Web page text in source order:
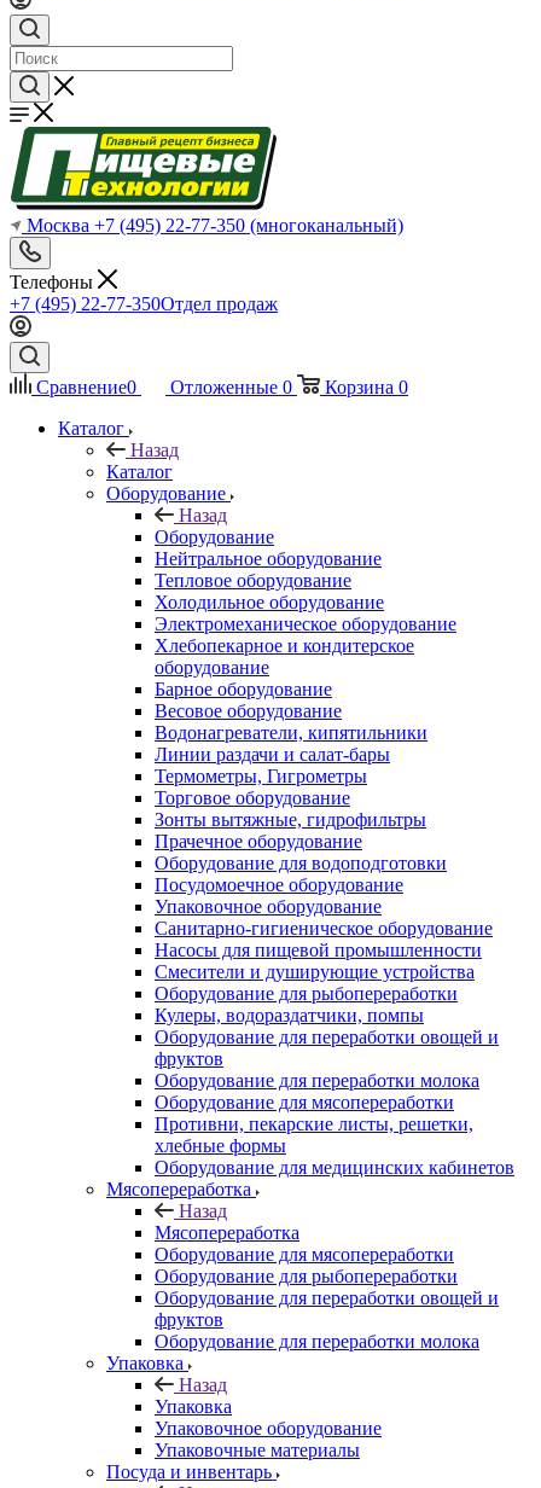
Москва +7 (495) 22-77-350 (многоканальный)
Телефоны
+7 (495) 22-77-350Отдел продаж
Сравнение0 Отложенные 0 Корзина 0
Каталог
Назад
Каталог
Оборудование
Назад
Оборудование
Нейтральное оборудование
Тепловое оборудование
Холодильное оборудование
Электромеханическое оборудование
Хлебопекарное и кондитерское
оборудование
Барное оборудование
Весовое оборудование
Водонагреватели, кипятильники
Линии раздачи и салат-бары
Термометры, Гигрометры
Торговое оборудование
Зонты вытяжные, гидрофильтры
Прачечное оборудование
Оборудование для водоподготовки
Посудомоечное оборудование
Упаковочное оборудование
Санитарно-гигиеническое оборудование
Насосы для пищевой промышленности
Смесители и душирующие устройства
Оборудование для рыбопереработки
Кулеры, водораздатчики, помпы
Оборудование для переработки овощей и
фруктов
Оборудование для переработки молока
Оборудование для мясопереработки
Противни, пекарские листы, решетки,
хлебные формы
Оборудование для медицинских кабинетов
Мясопереработка
Назад
Мясопереработка
Оборудование для мясопереработки
Оборудование для рыбопереработки
Оборудование для переработки овощей и
фруктов
Оборудование для переработки молока
Упаковка
Назад
Упаковка
Упаковочное оборудование
Упаковочные материалы
Посуда и инвентарь